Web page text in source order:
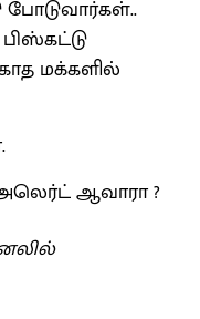
மக்களில்
ஆவாரா ?